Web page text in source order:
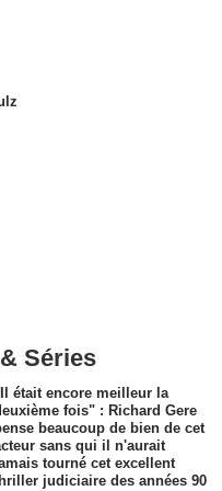
Séries
était encore meilleur la
fois" : Richard Gere
beaucoup de bien de cet
sans qui il n'aurait
tourné cet excellent
judiciaire des années 90